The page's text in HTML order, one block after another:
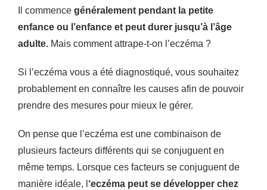
Il commence généralement pendant la petite
enfance ou l’enfance et peut durer jusqu’à l’âge
adulte. Mais comment attrape-t-on l’eczéma ?
Si l’eczéma vous a été diagnostiqué, vous souhaitez
probablement en connaître les causes afin de pouvoir
prendre des mesures pour mieux le gérer.
On pense que l’eczéma est une combinaison de
plusieurs facteurs différents qui se conjuguent en
même temps. Lorsque ces facteurs se conjuguent de
manière idéale, l ‘eczéma peut se développer chez